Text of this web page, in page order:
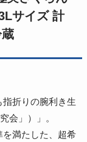
サイズ 計
折りの腕利き生
会」）」。
を満たした、超希